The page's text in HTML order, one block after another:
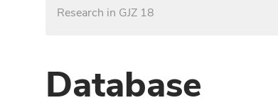
Research in GJZ 18
Database